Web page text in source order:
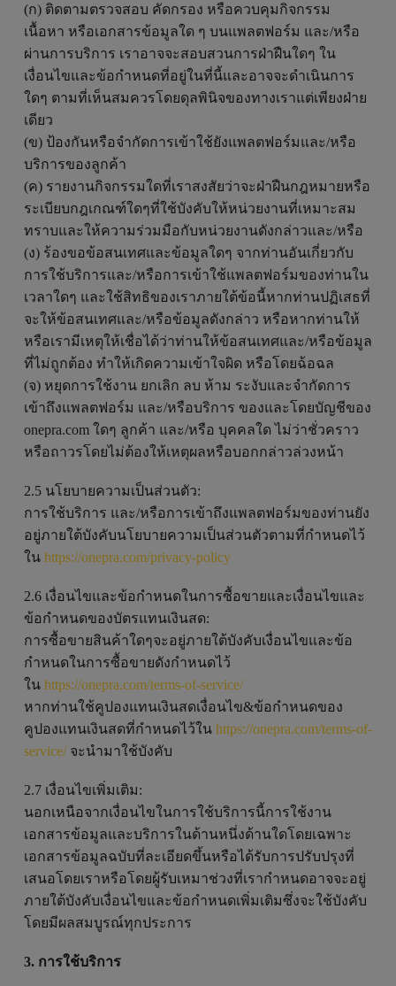
(ก) ติดตามตรวจสอบ คัดกรอง หรือควบคุมกิจกรรม
เนื้อหา หรือเอกสารข้อมูลใด ๆ บนแพลตฟอร์ม และ/หรือ
ผ่านการบริการ เราอาจจะสอบสวนการฝ่าฝืนใดๆ ใน
เงื่อนไขและข้อกำหนดที่อยู่ในที่นี้และอาจจะดำเนินการ
ใดๆ ตามที่เห็นสมควรโดยดุลพินิจของทางเราแต่เพียงฝ่าย
เดียว
(ข) ป้องกันหรือจำกัดการเข้าใช้ยังแพลตฟอร์มและ/หรือ
บริการของลูกค้า
(ค) รายงานกิจกรรมใดที่เราสงสัยว่าจะฝ่าฝืนกฎหมายหรือ
ระเบียบกฎเกณฑ์ใดๆที่ใช้บังคับให้หน่วยงานที่เหมาะสม
ทราบและให้ความร่วมมือกับหน่วยงานดังกล่าวและ/หรือ
(ง) ร้องขอข้อสนเทศและข้อมูลใดๆ จากท่านอันเกี่ยวกับ
การใช้บริการและ/หรือการเข้าใช้แพลตฟอร์มของท่านใน
เวลาใดๆ และใช้สิทธิของเราภายใต้ข้อนี้หากท่านปฏิเสธที่
จะให้ข้อสนเทศและ/หรือข้อมูลดังกล่าว หรือหากท่านให้
หรือเรามีเหตุให้เชื่อได้ว่าท่านให้ข้อสนเทศและ/หรือข้อมูล
ที่ไม่ถูกต้อง ทำให้เกิดความเข้าใจผิด หรือโดยฉ้อฉล
(จ) หยุดการใช้งาน ยกเลิก ลบ ห้าม ระงับและจำกัดการ
เข้าถึงแพลตฟอร์ม และ/หรือบริการ ของและโดยบัญชีของ
onepra.com ใดๆ ลูกค้า และ/หรือ บุคคลใด ไม่ว่าชั่วคราว
หรือถาวรโดยไม่ต้องให้เหตุผลหรือบอกกล่าวล่วงหน้า
2.5 นโยบายความเป็นส่วนตัว:
การใช้บริการ และ/หรือการเข้าถึงแพลตฟอร์มของท่านยัง
อยู่ภายใต้บังคับนโยบายความเป็นส่วนตัวตามที่กำหนดไว้
ใน https://onepra.com/privacy-policy
2.6 เงื่อนไขและข้อกำหนดในการซื้อขายและเงื่อนไขและ
ข้อกำหนดของบัตรแทนเงินสด:
การซื้อขายสินค้าใดๆจะอยู่ภายใต้บังคับเงื่อนไขและข้อ
กำหนดในการซื้อขายดังกำหนดไว้
ใน https://onepra.com/terms-of-service/
หากท่านใช้คูปองแทนเงินสดเงื่อนไข&ข้อกำหนดของ
คูปองแทนเงินสดที่กำหนดไว้ใน https://onepra.com/terms-of-
service/จะนำมาใช้บังคับ
2.7 เงื่อนไขเพิ่มเติม:
นอกเหนือจากเงื่อนไขในการใช้บริการนี้การใช้งาน
เอกสารข้อมูลและบริการในด้านหนึ่งด้านใดโดยเฉพาะ
เอกสารข้อมูลฉบับที่ละเอียดขึ้นหรือได้รับการปรับปรุงที่
เสนอโดยเราหรือโดยผู้รับเหมาช่วงที่เรากำหนดอาจจะอยู่
ภายใต้บังคับเงื่อนไขและข้อกำหนดเพิ่มเติมซึ่งจะใช้บังคับ
โดยมีผลสมบูรณ์ทุกประการ
3. การใช้บริการ